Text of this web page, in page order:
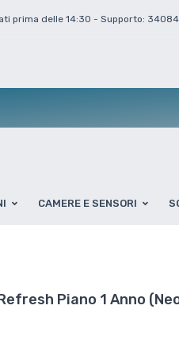
prima delle 14:30 - Supporto:
CAMERE E SENSORI
Piano 1 Anno